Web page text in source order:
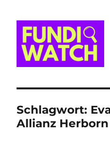
Schlagwort:
Allianz Herborn